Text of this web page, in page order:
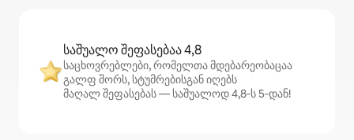
საშუალო შეფასებაა 4,8
საცხოვრებლები, რომელთა მდებარეობაცაა
გალფ შორს, სტუმრებისგან იღებს
მაღალ შეფასებას — საშუალოდ 4,8‑ს 5‑დან!